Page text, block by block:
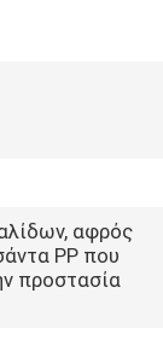
αφρός
PP που
προστασία